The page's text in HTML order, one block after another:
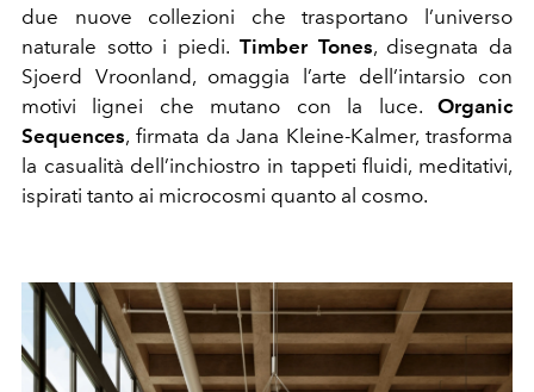
due nuove collezioni che trasportano l’universo
naturale sotto i piedi. Timber Tones, disegnata da
Sjoerd Vroonland, omaggia l’arte dell’intarsio con
motivi lignei che mutano con la luce. Organic
Sequences, firmata da Jana Kleine-Kalmer, trasforma
la casualità dell’inchiostro in tappeti fluidi, meditativi,
ispirati tanto ai microcosmi quanto al cosmo.